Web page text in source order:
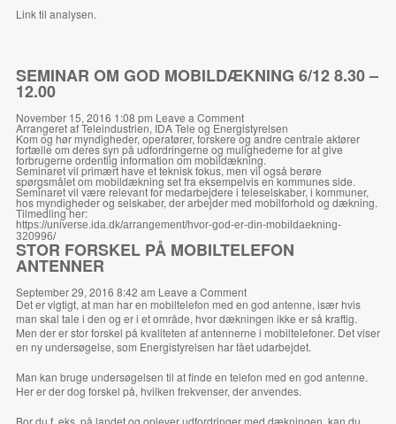
Linktil analysen.
SEMINAR OM GOD MOBILDÆKNING 6/12 8.30 –
12.00
November 15, 2016 1:08 pm Leave a Comment
Arrangeret af Teleindustrien, IDA Tele og Energistyrelsen
Kom og hør myndigheder, operatører, forskere og andre centrale aktører
fortælle om deres syn på udfordringerne og mulighederne for at give
forbrugerne ordentlig information om mobildækning.
Seminaret vil primært have et teknisk fokus, men vil også berøre
spørgsmålet om mobildækning set fra eksempelvis en kommunes side.
Seminaret vil være relevant for medarbejdere i teleselskaber, i kommuner,
hos myndigheder og selskaber, der arbejder med mobilforhold og dækning.
Tilmedling her:
https://universe.ida.dk/arrangement/hvor-god-er-din-mobildaekning-
320996/
STOR FORSKEL PÅ MOBILTELEFON
ANTENNER
September 29, 2016 8:42 am Leave a Comment
Det er vigtigt, at man har en mobiltelefon med en god antenne, især hvis
man skal tale i den og er i et område, hvor dækningen ikke er så kraftig.
Men der er stor forskel på kvaliteten af antennerne i mobiltelefoner. Det viser
en ny undersøgelse, som Energistyrelsen har fået udarbejdet.
Man kan bruge undersøgelsen til at finde en telefon med en god antenne.
Her er der dog forskel på, hvilken frekvenser, der anvendes.
Bor du f. eks. på landet og oplever udfordringer med dækningen, kan du